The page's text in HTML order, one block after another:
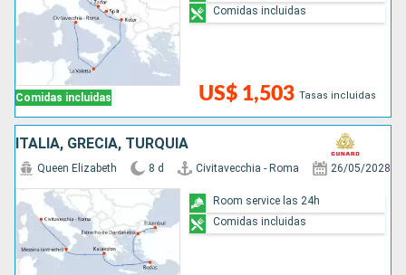
Comidas incluidas US$ 1,503 Tasas incluidas
Comidas incluidas
ITALIA, GRECIA, TURQUÍA
Queen Elizabeth 8 d Civitavecchia - Roma 26/05/2028
Room service las 24h
Comidas incluidas